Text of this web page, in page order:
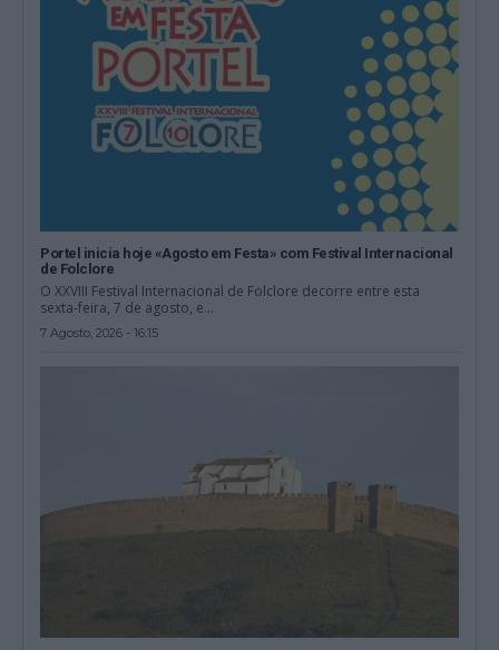
Portel inicia hoje «Agosto em Festa» com Festival Internacional
de Folclore
O XXVIII Festival Internacional de Folclore decorre entre esta
sexta-feira, 7 de agosto, e...
7 Agosto, 2026 - 16:15